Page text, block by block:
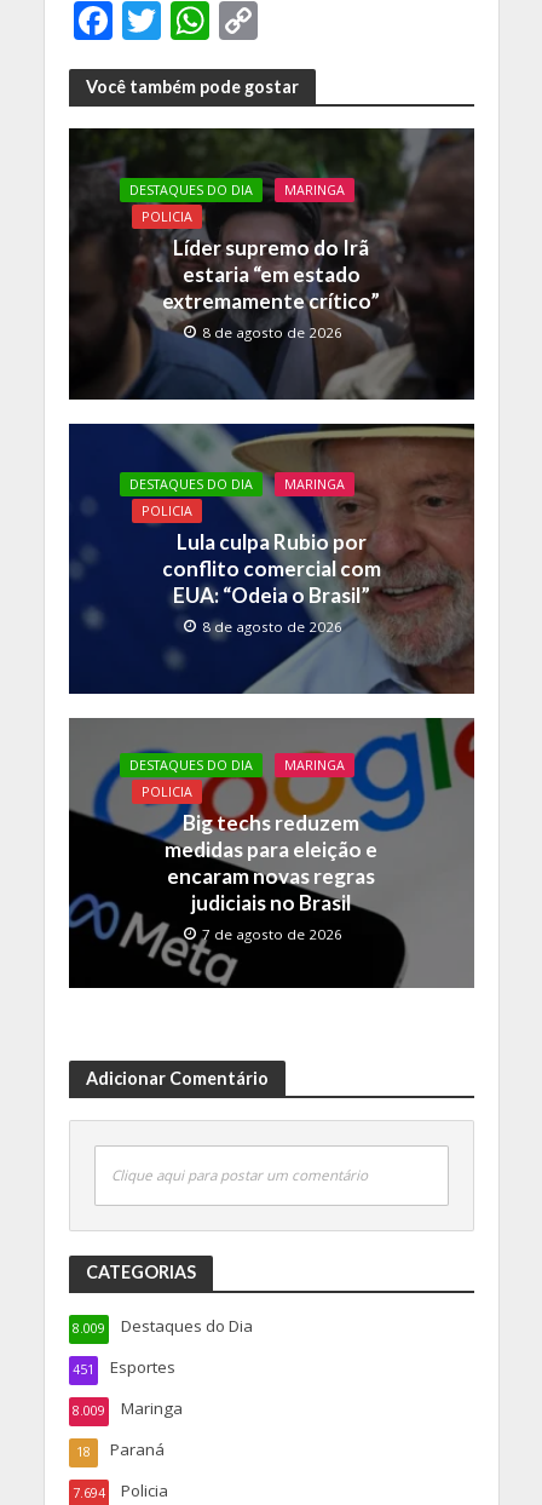
F
ac
e
b
o
o
T
w
itt
er
W
h
at
s
A
p
p
C
o
p
y
Li
n
k
Você também pode gostar
DESTAQUES DO DIA
MARINGA
POLICIA
Líder supremo do Irã
estaria “em estado
extremamente crítico”
8 de agosto de 2026
DESTAQUES DO DIA
MARINGA
POLICIA
Lula culpa Rubio por
conflito comercial com
EUA: “Odeia o Brasil”
8 de agosto de 2026
DESTAQUES DO DIA
MARINGA
POLICIA
Big techs reduzem
medidas para eleição e
encaram novas regras
judiciais no Brasil
7 de agosto de 2026
Adicionar Comentário
Clique aqui para postar um comentário
CATEGORIAS
Destaques do Dia
8.009
Esportes
451
Maringa
8.009
Paraná
18
Policia
7.694